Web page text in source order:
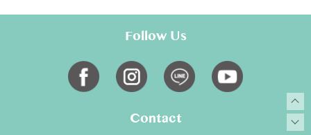
Follow Us
Contact